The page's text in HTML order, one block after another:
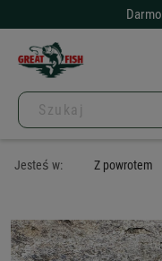
Jesteś w: Z powrotem